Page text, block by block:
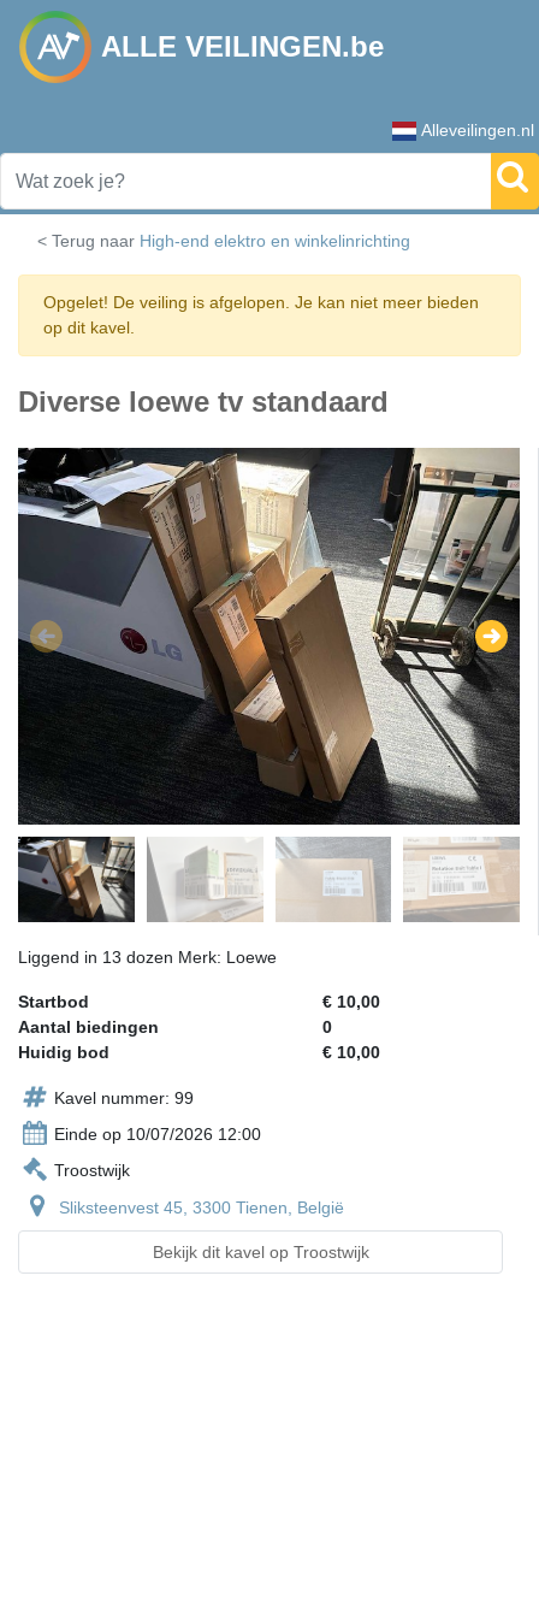
ALLE VEILINGEN.be
Alleveilingen.nl
< Terug naar High-end elektro en winkelinrichting
Opgelet! De veiling is afgelopen. Je kan niet meer bieden
op dit kavel.
Diverse loewe tv standaard
Liggend in 13 dozen Merk: Loewe
Startbod
€ 10,00
Aantal biedingen
0
Huidig bod
€ 10,00
Kavel nummer: 99
Einde op 10/07/2026 12:00
Troostwijk
Sliksteenvest 45, 3300 Tienen, België
Bekijk dit kavel op Troostwijk